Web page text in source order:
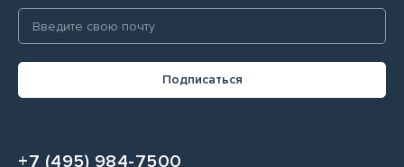
Подписаться
+7 (495) 984-7500